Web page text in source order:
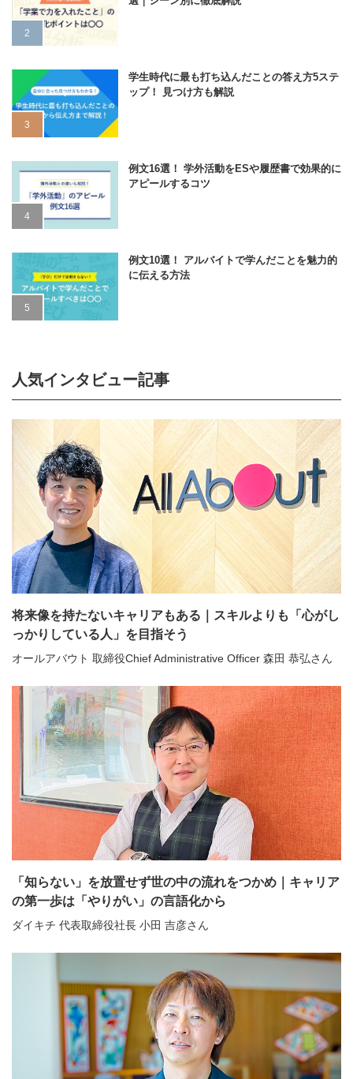
学生時代に最も打ち込んだことの答え方5ステ
ップ！ 見つけ方も解説
例文16選！ 学外活動をESや履歴書で効果的に
アピールするコツ
例文10選！ アルバイトで学んだことを魅力的
に伝える方法
人気インタビュー記事
将来像を持たないキャリアもある｜スキルよりも「心がし
っかりしている人」を目指そう
オールアバウト 取締役Chief Administrative Officer 森田 恭弘さん
「知らない」を放置せず世の中の流れをつかめ｜キャリア
の第一歩は「やりがい」の言語化から
ダイキチ 代表取締役社長 小田 吉彦さん